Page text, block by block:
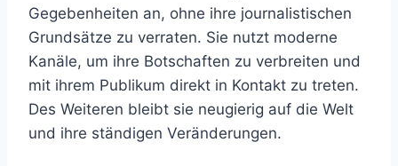
Gegebenheiten an, ohne ihre journalistischen
Grundsätze zu verraten. Sie nutzt moderne
Kanäle, um ihre Botschaften zu verbreiten und
mit ihrem Publikum direkt in Kontakt zu treten.
Des Weiteren bleibt sie neugierig auf die Welt
und ihre ständigen Veränderungen.